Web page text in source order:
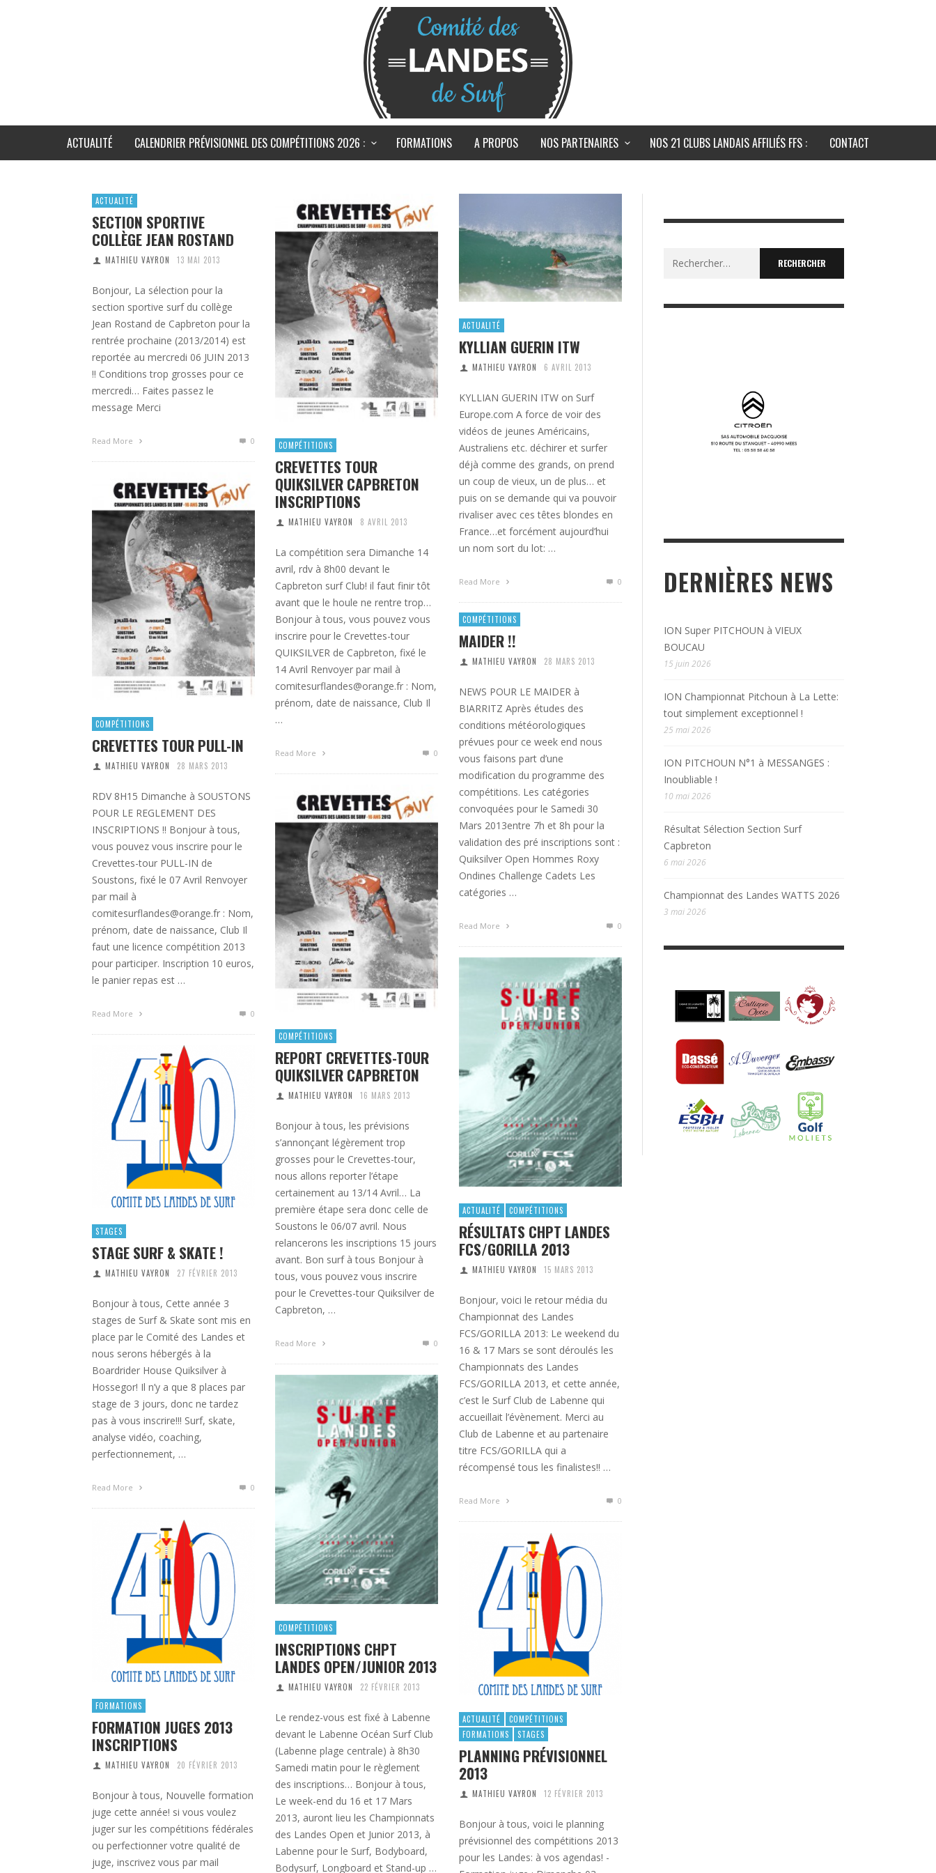
ACTUALITÉ CALENDRIER PRÉVISIONNEL DES COMPÉTITIONS 2026 : FORMATIONS A PROPOS NOS PARTENAIRES NOS 21 CLUBS LANDAIS AFFILIÉS FFS : CONTACT
ACTUALITÉ
SECTION SPORTIVE
COLLÈGE JEAN ROSTAND
MATHIEU VAYRON 13 MAI 2013
Bonjour, La sélection pour la
section sportive surf du collège
Jean Rostand de Capbreton pour la
rentrée prochaine (2013/2014) est
reportée au mercredi 06 JUIN 2013
!! Conditions trop grosses pour ce
mercredi… Faites passez le
message Merci
Read More 0 COMPÉTITIONS
CREVETTES TOUR
QUIKSILVER CAPBRETON
INSCRIPTIONS
MATHIEU VAYRON 8 AVRIL 2013
La compétition sera Dimanche 14
avril, rdv à 8h00 devant le
Capbreton surf Club! il faut finir tôt
avant que le houle ne rentre trop…
Bonjour à tous, vous pouvez vous
inscrire pour le Crevettes-tour
QUIKSILVER de Capbreton, fixé le
14 Avril Renvoyer par mail à
comitesurflandes@orange.fr : Nom,
prénom, date de naissance, Club Il
…
Read More 0
ACTUALITÉ
KYLLIAN GUERIN ITW
MATHIEU VAYRON 6 AVRIL 2013
KYLLIAN GUERIN ITW on Surf
Europe.com A force de voir des
vidéos de jeunes Américains,
Australiens etc. déchirer et surfer
déjà comme des grands, on prend
un coup de vieux, un de plus… et
puis on se demande qui va pouvoir
rivaliser avec ces têtes blondes en
France…et forcément aujourd’hui
un nom sort du lot: …
Read More 0
COMPÉTITIONS
CREVETTES TOUR PULL-IN
MATHIEU VAYRON 28 MARS 2013
RDV 8H15 Dimanche à SOUSTONS
POUR LE REGLEMENT DES
INSCRIPTIONS !! Bonjour à tous,
vous pouvez vous inscrire pour le
Crevettes-tour PULL-IN de
Soustons, fixé le 07 Avril Renvoyer
par mail à
comitesurflandes@orange.fr : Nom,
prénom, date de naissance, Club Il
faut une licence compétition 2013
pour participer. Inscription 10 euros,
le panier repas est …
Read More 0
COMPÉTITIONS
MAIDER !!
MATHIEU VAYRON 28 MARS 2013
NEWS POUR LE MAIDER à
BIARRITZ Après études des
conditions météorologiques
prévues pour ce week end nous
vous faisons part d’une
modification du programme des
compétitions. Les catégories
convoquées pour le Samedi 30
Mars 2013entre 7h et 8h pour la
validation des pré inscriptions sont :
Quiksilver Open Hommes Roxy
Ondines Challenge Cadets Les
catégories …
Read More 0
COMPÉTITIONS
REPORT CREVETTES-TOUR
QUIKSILVER CAPBRETON
MATHIEU VAYRON 16 MARS 2013
Bonjour à tous, les prévisions
s’annonçant légèrement trop
grosses pour le Crevettes-tour,
nous allons reporter l’étape
certainement au 13/14 Avril… La
première étape sera donc celle de
Soustons le 06/07 avril. Nous
relancerons les inscriptions 15 jours
avant. Bon surf à tous Bonjour à
tous, vous pouvez vous inscrire
pour le Crevettes-tour Quiksilver de
Capbreton, …
Read More 0
ACTUALITÉ COMPÉTITIONS
RÉSULTATS CHPT LANDES
FCS/GORILLA 2013
MATHIEU VAYRON 15 MARS 2013
Bonjour, voici le retour média du
Championnat des Landes
FCS/GORILLA 2013: Le weekend du
16 & 17 Mars se sont déroulés les
Championnats des Landes
FCS/GORILLA 2013, et cette année,
c’est le Surf Club de Labenne qui
accueillait l’évènement. Merci au
Club de Labenne et au partenaire
titre FCS/GORILLA qui a
récompensé tous les finalistes!! …
Read More 0
STAGES
STAGE SURF & SKATE !
MATHIEU VAYRON 27 FÉVRIER 2013
Bonjour à tous, Cette année 3
stages de Surf & Skate sont mis en
place par le Comité des Landes et
nous serons hébergés à la
Boardrider House Quiksilver à
Hossegor! Il n’y a que 8 places par
stage de 3 jours, donc ne tardez
pas à vous inscrire!!! Surf, skate,
analyse vidéo, coaching,
perfectionnement, …
Read More 0
COMPÉTITIONS
INSCRIPTIONS CHPT
LANDES OPEN/JUNIOR 2013
MATHIEU VAYRON 22 FÉVRIER 2013
Le rendez-vous est fixé à Labenne
devant le Labenne Océan Surf Club
(Labenne plage centrale) à 8h30
Samedi matin pour le règlement
des inscriptions… Bonjour à tous,
Le week-end du 16 et 17 Mars
2013, auront lieu les Championnats
des Landes Open et Junior 2013, à
Labenne pour le Surf, Bodyboard,
Bodysurf, Longboard et Stand-up …
FORMATIONS
FORMATION JUGES 2013
INSCRIPTIONS
MATHIEU VAYRON 20 FÉVRIER 2013
Bonjour à tous, Nouvelle formation
juge cette année! si vous voulez
juger sur les compétitions fédérales
ou perfectionner votre qualité de
juge, inscrivez vous par mail
ACTUALITÉ
COMPÉTITIONS
FORMATIONS
STAGES
PLANNING PRÉVISIONNEL
2013
MATHIEU VAYRON 12 FÉVRIER 2013
Bonjour à tous, voici le planning
prévisionnel des compétitions 2013
pour les Landes: à vos agendas! -
DERNIÈRES NEWS
ION Super PITCHOUN à VIEUX
BOUCAU
15 juin 2026
ION Championnat Pitchoun à La Lette:
tout simplement exceptionnel !
25 mai 2026
ION PITCHOUN N°1 à MESSANGES :
Inoubliable !
10 mai 2026
Résultat Sélection Section Surf
Capbreton
6 mai 2026
Championnat des Landes WATTS 2026
3 mai 2026